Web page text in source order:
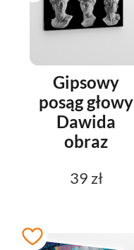
Gipsowy
posąg głowy
Dawida
obraz
39 zł